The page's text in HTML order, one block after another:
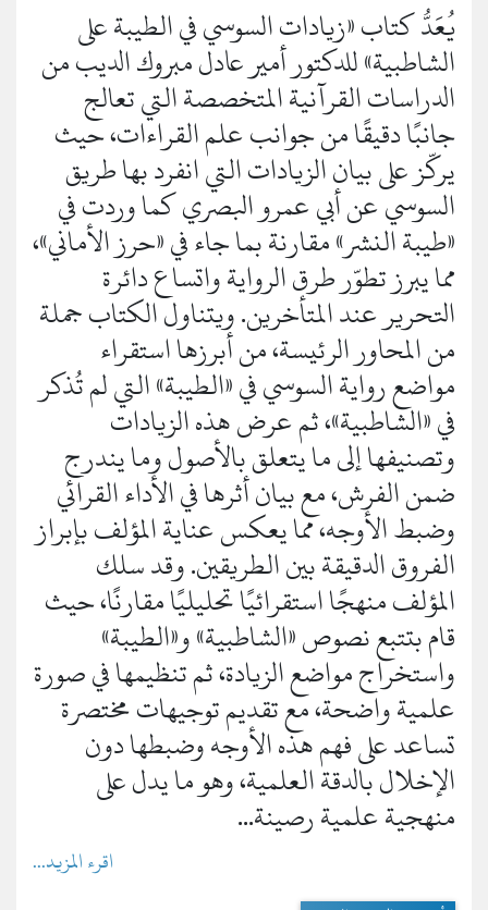
يُعَدُّ كتاب «زيادات السوسي في الطيبة على
الشاطبية» للدكتور أمير عادل مبروك الديب من
الدراسات القرآنية المتخصصة التي تعالج
جانبًا دقيقًا من جوانب علم القراءات، حيث
يركّز على بيان الزيادات التي انفرد بها طريق
السوسي عن أبي عمرو البصري كما وردت في
«طيبة النشر» مقارنة بما جاء في «حرز الأماني»،
مما يبرز تطوّر طرق الرواية واتساع دائرة
التحرير عند المتأخرين. ويتناول الكتاب جملة
من المحاور الرئيسة، من أبرزها استقراء
مواضع رواية السوسي في «الطيبة» التي لم تُذكر
في «الشاطبية»، ثم عرض هذه الزيادات
وتصنيفها إلى ما يتعلق بالأصول وما يندرج
ضمن الفرش، مع بيان أثرها في الأداء القرائي
وضبط الأوجه، مما يعكس عناية المؤلف بإبراز
الفروق الدقيقة بين الطريقين. وقد سلك
المؤلف منهجًا استقرائيًا تحليليًا مقارنًا، حيث
قام بتتبع نصوص «الشاطبية» و«الطيبة»
واستخراج مواضع الزيادة، ثم تنظيمها في صورة
علمية واضحة، مع تقديم توجيهات مختصرة
تساعد على فهم هذه الأوجه وضبطها دون
الإخلال بالدقة العلمية، وهو ما يدل على
منهجية علمية رصينة...
اقرء المزيد...